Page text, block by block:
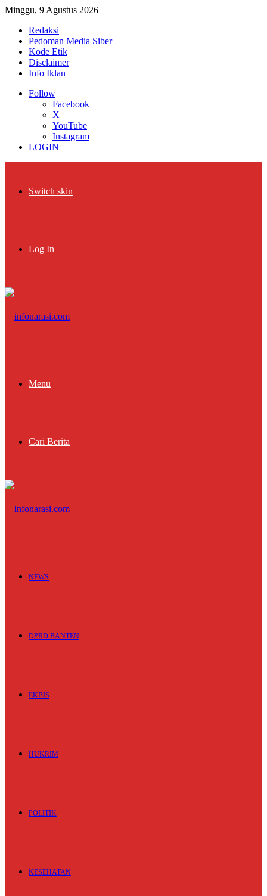
Minggu, 9 Agustus 2026
Redaksi
Pedoman Media Siber
Kode Etik
Disclaimer
Info Iklan
Follow
Facebook
X
YouTube
Instagram
LOGIN
Switch skin
Log In
Menu
Cari Berita
NEWS
DPRD BANTEN
EKBIS
HUKRIM
POLITIK
KESEHATAN